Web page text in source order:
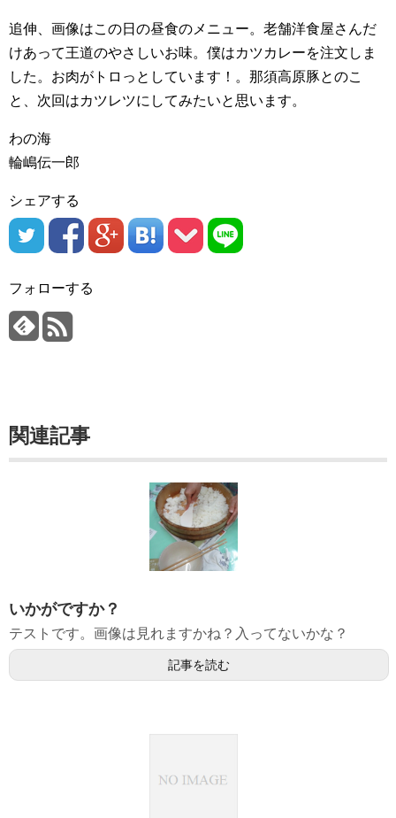
追伸、画像はこの日の昼食のメニュー。老舗洋食屋さんだ
けあって王道のやさしいお味。僕はカツカレーを注文しま
した。お肉がトロっとしています！。那須高原豚とのこ
と、次回はカツレツにしてみたいと思います。
わの海
輪嶋伝一郎
シェアする
フォローする
関連記事
いかがですか？
テストです。画像は見れますかね？入ってないかな？
記事を読む